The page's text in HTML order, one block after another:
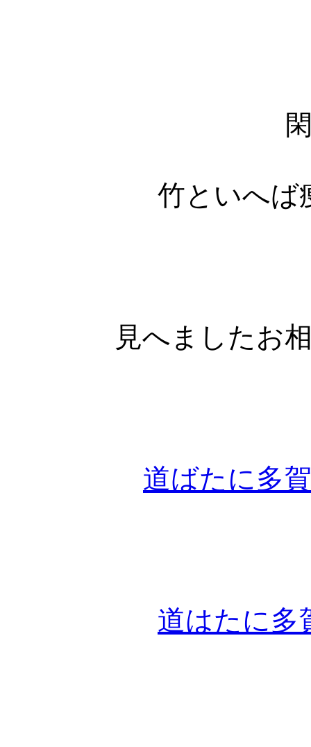
竹といへば
見へましたお
道ばたに多
道はたに多